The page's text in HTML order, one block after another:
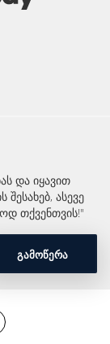
და იყავით
შესახებ, ასევე
თქვენთვის!"
ᲒᲐᲛᲝᲬᲔᲠᲐ